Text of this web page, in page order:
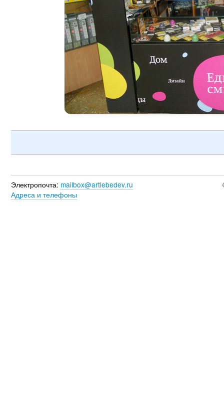
Электропочта: mailbox@artlebedev.ru
Адреса и телефоны